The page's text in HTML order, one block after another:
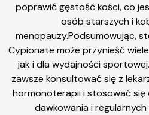
poprawić gęstość kości, co
osób starszych i
menopauzy.Podsumowując,
Cypionate może przynieść
jak i dla wydajności
zawsze konsultować się z
hormonoterapii i stosować
dawkowania i